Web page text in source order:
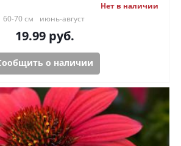
Нет в наличии
60-70 см
июнь-август
19.99руб.
о наличии